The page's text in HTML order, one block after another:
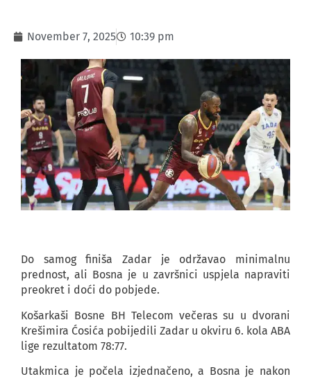
November 7, 2025 10:39 pm
Do samog finiša Zadar je održavao minimalnu
prednost, ali Bosna je u završnici uspjela napraviti
preokret i doći do pobjede.
Košarkaši Bosne BH Telecom večeras su u dvorani
Krešimira Ćosića pobijedili Zadar u okviru 6. kola ABA
lige rezultatom 78:77.
Utakmica je počela izjednačeno, a Bosna je nakon